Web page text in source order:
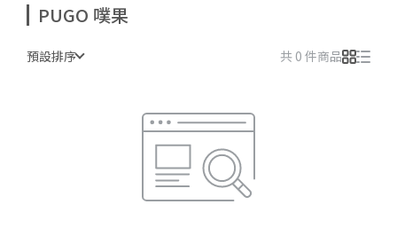
PUGO 噗果
預設排序 共 0 件商品